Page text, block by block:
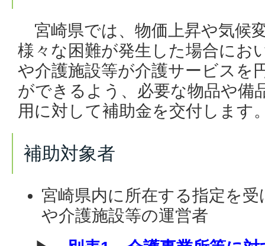
宮崎県では、物価上昇や気候
様々な困難が発生した場合にお
や介護施設等が介護サービスを
ができるよう、必要な物品や備
用に対して補助金を交付します
補助対象者
宮崎県内に所在する指定を
や介護施設等の運営者